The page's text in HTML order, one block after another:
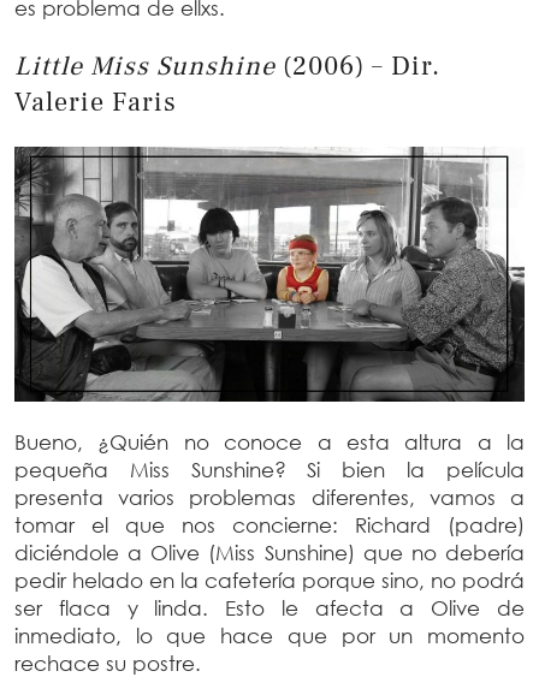
es problema de ellxs.
Little Miss Sunshine (2006) – Dir.
Valerie Faris
Bueno, ¿Quién no conoce a esta altura a la
pequeña Miss Sunshine? Si bien la película
presenta varios problemas diferentes, vamos a
tomar el que nos concierne: Richard (padre)
diciéndole a Olive (Miss Sunshine) que no debería
pedir helado en la cafetería porque sino, no podrá
ser flaca y linda. Esto le afecta a Olive de
inmediato, lo que hace que por un momento
rechace su postre.